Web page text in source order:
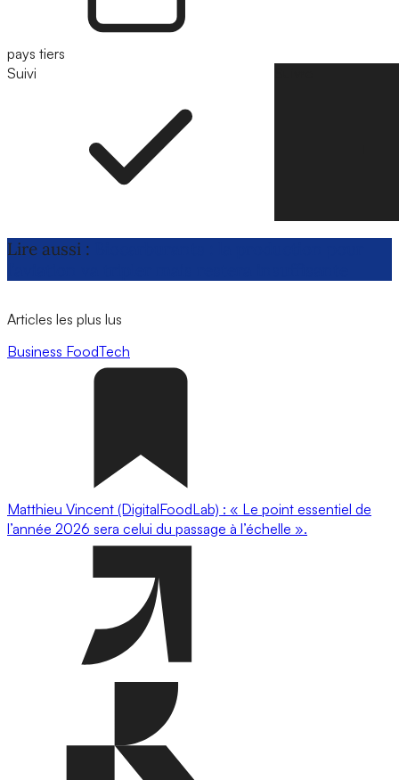
pays tiers
Suivi
Lire aussi :
Articles les plus lus
Business FoodTech
Matthieu Vincent (DigitalFoodLab) : « Le point essentiel de
l’année 2026 sera celui du passage à l’échelle ».